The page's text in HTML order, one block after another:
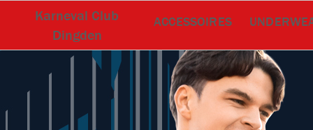
Karneval Club
Dingden
ACCESSOIRES